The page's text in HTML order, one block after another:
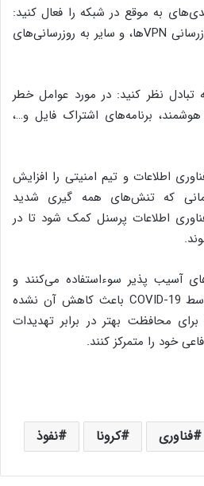
به موقع‌ در شبکه را فعال کنید:
این ممکن است شامل به روزرسانی VPN‌ها‌، و سایر به روزرسانی‌های
نظر کنید: در مورد عوامل خطر
برنامه‌های اشتراک فایل‌ و…‌،
اطلاعات و تیم امنیتی را افزایش
که تنش‌های همه گیری شدید
فناوری اطلاعات پرسنل کمک شود تا در
آسیب پذیر سوءاستفاده می‌کنند و
اختلال جهانی ایجاد شده توسط COVID-19 باعث کاهش آن نشده
محافظت بهتر در برابر تهدیدات
خود را متمرکز کنند.
فناوری کرونا نفوذ